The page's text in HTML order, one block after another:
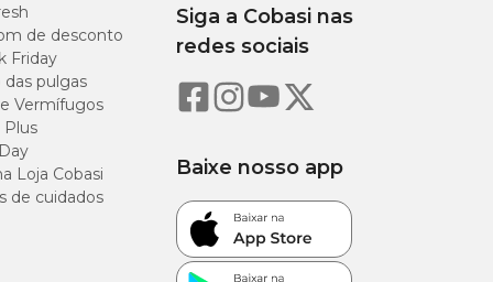
de desconto
Friday
das pulgas
Vermífugos
Plus
Loja Cobasi
de cuidados
Siga a Cobasi nas
redes sociais
Baixe nosso app